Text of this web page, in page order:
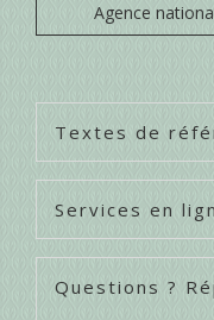
Agence
Textes de
Services en
Questions ?